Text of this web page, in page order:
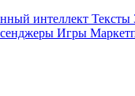
интеллект Тексты
Игры